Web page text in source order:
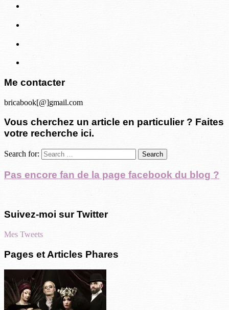
Me contacter
bricabook[@]gmail.com
Vous cherchez un article en particulier ? Faites
votre recherche ici.
Search for:
Pas encore fan de la page facebook du blog ?
Suivez-moi sur Twitter
Mes Tweets
Pages et Articles Phares